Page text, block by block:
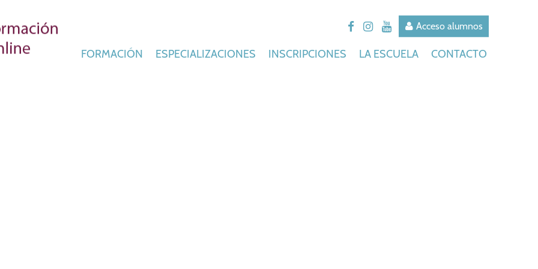
Acceso alumnos
FORMACIÓN ESPECIALIZACIONES INSCRIPCIONES LA ESCUELA CONTACTO